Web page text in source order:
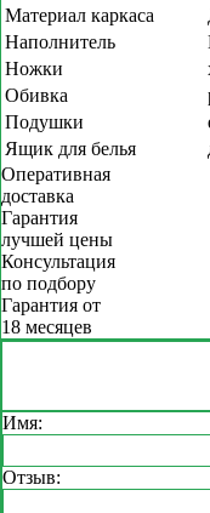
Материал каркаса
Наполнитель
Ножки
Обивка
Подушки
Ящик для белья
Оперативная
доставка
Гарантия
лучшей цены
Консультация
по подбору
Гарантия от
18 месяцев
Имя:
Отзыв: